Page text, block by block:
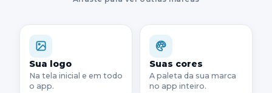
Sua logo
Na tela inicial e em todo
o app.
Suas cores
A paleta da sua marca
no app inteiro.